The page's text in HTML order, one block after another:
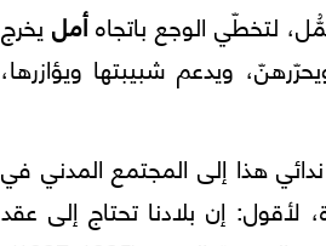
لتخطّي الوجع باتجاهأمل يخرج
ويدعم شبيبتها ويؤازرها،
هذا إلى المجتمع المدني في
لأقول: إن بلادنا تحتاج إلى عقد